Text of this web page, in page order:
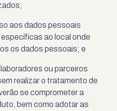
aos dados pessoais
ao local onde
os dados pessoais; e
ou parceiros
realizar o tratamento de
se comprometer a
bem como adotar as